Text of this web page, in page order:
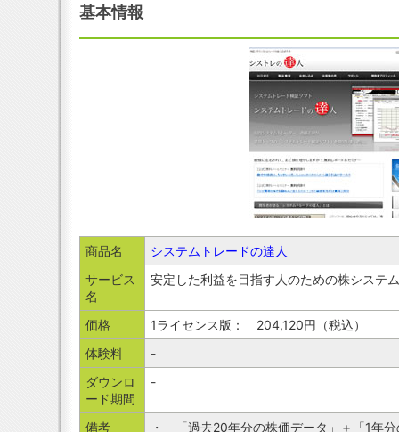
基本情報
商品名
システムトレードの達人
サービス
名
安定した利益を目指す人のための株システ
価格
1ライセンス版： 204,120円（税込）
体験料
-
ダウンロ
ード期間
-
備考
・ 「過去20年分の株価データ」＋「1年